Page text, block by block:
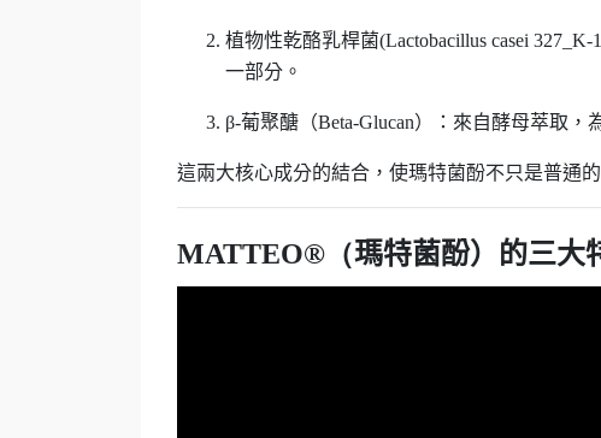
植物性乾酪乳桿菌(Lactobacillus casei 327_K-1
一部分。
β-葡聚醣（Beta-Glucan） ： 來自酵母萃取，
這兩大核心成分的結合，使瑪特菌酚不只是普通
MATTEO®（瑪特菌酚） 的三大